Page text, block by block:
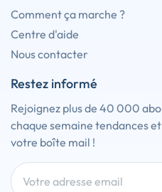
Comment ça marche ?
Centre d'aide
Nous contacter
Restez informé
Rejoignez plus de 40 000
chaque semaine tendances
votre boîte mail !